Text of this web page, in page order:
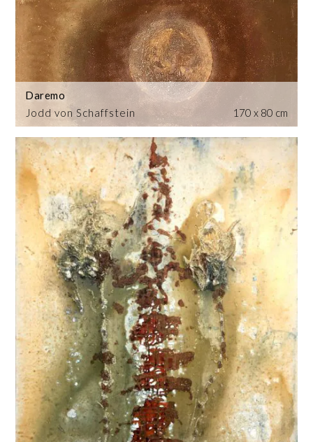
Jodd von Schaffstein
Daremo
170 x 80 cm